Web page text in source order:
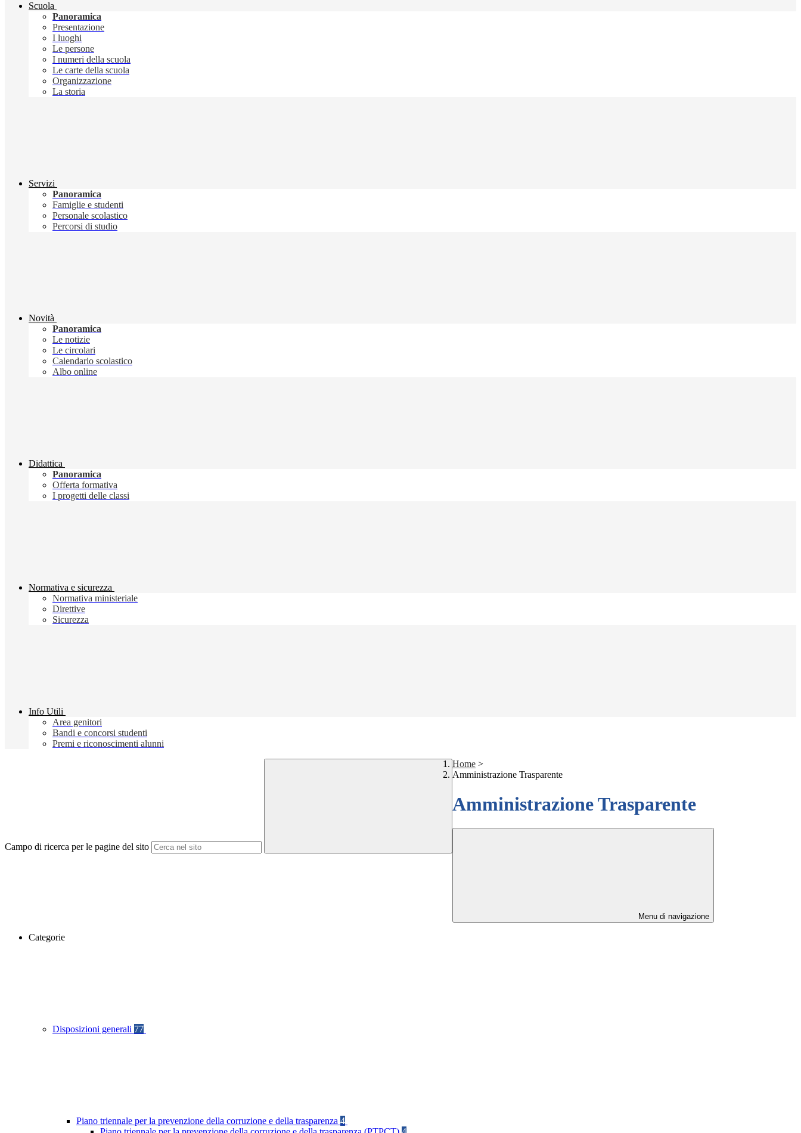
Scuola
Panoramica
Presentazione
I luoghi
Le persone
I numeri della scuola
Le carte della scuola
Organizzazione
La storia
Servizi
Panoramica
Famiglie e studenti
Personale scolastico
Percorsi di studio
Novità
Panoramica
Le notizie
Le circolari
Calendario scolastico
Albo online
Didattica
Panoramica
Offerta formativa
I progetti delle classi
Normativa e sicurezza
Normativa ministeriale
Direttive
Sicurezza
Info Utili
Area genitori
Bandi e concorsi studenti
Premi e riconoscimenti alunni
Campo di ricerca per le pagine del sito
Home >
Amministrazione Trasparente
Amministrazione Trasparente
Menu di navigazione
Categorie
Disposizioni generali 77
Piano triennale per la prevenzione della corruzione e della trasparenza 4